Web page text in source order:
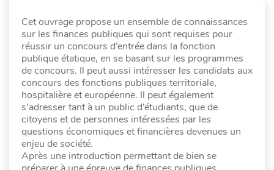
Cet ouvrage propose un ensemble de connaissances
sur les finances publiques qui sont requises pour
réussir un concours d’entrée dans la fonction
publique étatique, en se basant sur les programmes
de concours. Il peut aussi intéresser les candidats aux
concours des fonctions publiques territoriale,
hospitalière et européenne. Il peut également
s’adresser tant à un public d’étudiants, que de
citoyens et de personnes intéressées par les
questions économiques et financières devenues un
enjeu de société.
Après une introduction permettant de bien se